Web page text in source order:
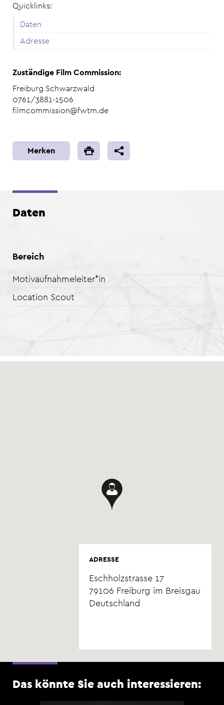
Quicklinks:
Daten
Adresse
Zuständige Film Commission:
Freiburg Schwarzwald
0761/3881-1506
filmcommission@fwtm.de
Merken
Daten
Bereich
Motivaufnahmeleiter*in
Location Scout
ADRESSE
Eschholzstrasse 17
79106 Freiburg im Breisgau
Deutschland
Das könnte Sie auch interessieren: